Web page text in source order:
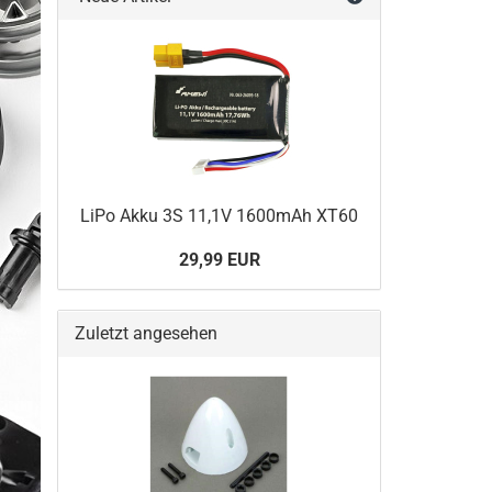
LiPo Akku 3S 11,1V 1600mAh XT60
29,99 EUR
Zuletzt angesehen